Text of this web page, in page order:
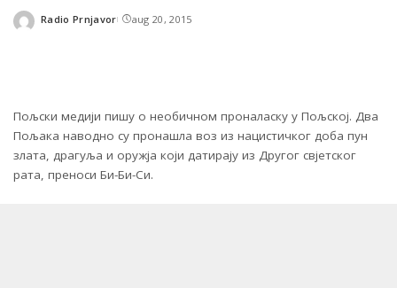
Posted
Radio Prnjavor aug 20, 2015
Пољски медији пишу о необичном проналаску у Пољској. Два
Пољака наводно су пронашла воз из нацистичког доба пун
злата, драгуља и оружја који датирају из Другог свјетског
рата, преноси Би-Би-Си.